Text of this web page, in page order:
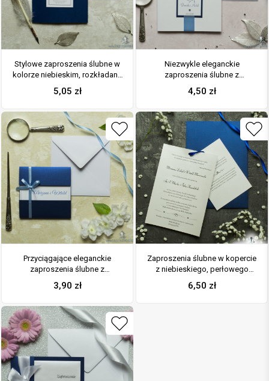
Stylowe zaproszenia ślubne w
kolorze niebieskim, rozkładane
na trzy części, z przyklejanym
wnętrzem oraz motywem
5,05 zł
Niezwykle eleganckie
zaproszenia ślubne z
dwuwarstwowym motywem
tekstowym, cyrkonią,
wklejanym wnętrzem. ZAP-63-86
4,50 zł
Przyciągające eleganckie
zaproszenia ślubne z
kwadratowym wnętrzem,
wstążką koloru jasnobłękitnego
niebieskiego, perłowego
papieru. ZAP-79-86
3,90 zł
Zaproszenia ślubne w kopercie
z niebieskiego, perłowego
papieru. ZAP-62-86
6,50 zł